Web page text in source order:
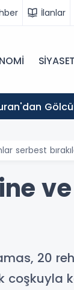
İlanlar
SİYASET
serbest
20
coşkuyla